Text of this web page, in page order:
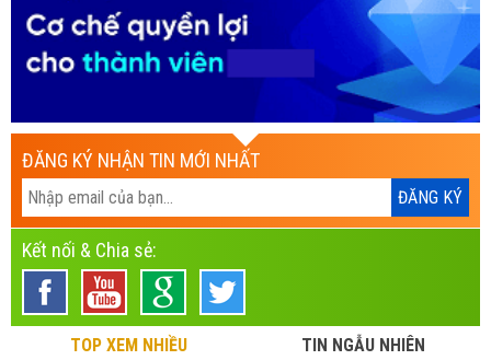
ĐĂNG KÝ NHẬN TIN MỚI NHẤT
Kết nối & Chia sẻ:
TOP XEM NHIỀU
TIN NGẪU NHIÊN